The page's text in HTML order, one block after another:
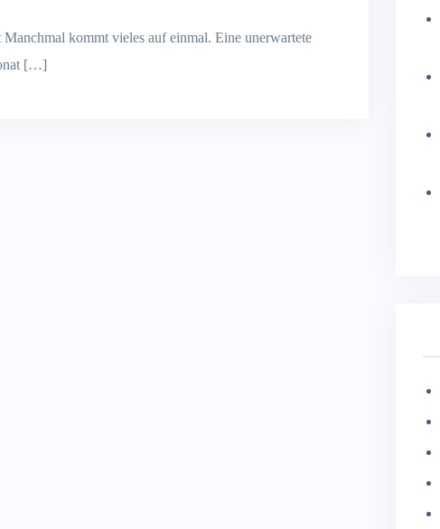
kommt vieles auf einmal. Eine unerwartete
[…]